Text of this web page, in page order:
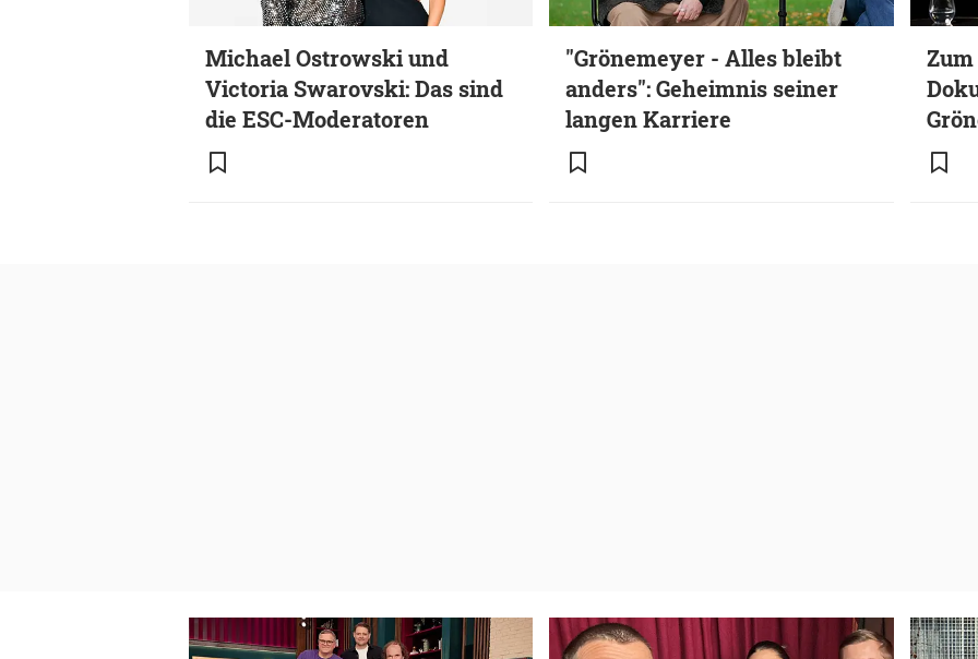
Michael Ostrowski und
Victoria Swarovski: Das sind
die ESC-Moderatoren
"Grönemeyer - Alles bleibt
anders": Geheimnis seiner
langen Karriere
Zum